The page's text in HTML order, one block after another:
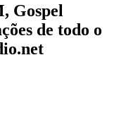
Gospel
de todo o